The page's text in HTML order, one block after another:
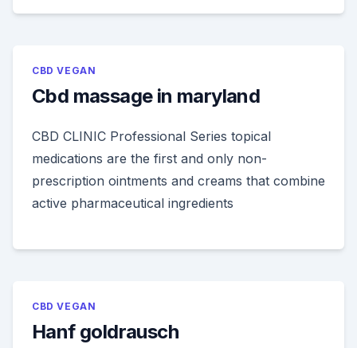
CBD VEGAN
Cbd massage in maryland
CBD CLINIC Professional Series topical
medications are the first and only non-
prescription ointments and creams that combine
active pharmaceutical ingredients
CBD VEGAN
Hanf goldrausch